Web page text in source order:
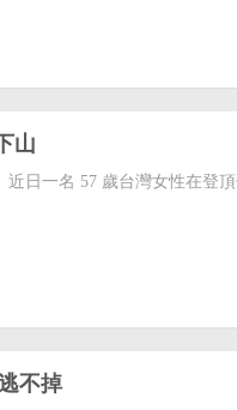
山
日一名 57 歲台灣女性在登
不掉